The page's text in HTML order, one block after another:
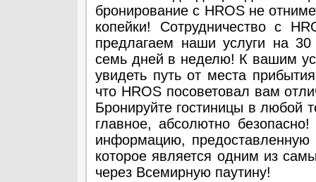
бронирование с HROS не
копейки! Сотрудничество с
предлагаем наши услуги на
семь дней в неделю! К вашим
увидеть путь от места
что HROS посоветовал вам
Бронируйте гостиницы в любой
главное, абсолютно
информацию,
которое является одним из
через Всемирную паутину!